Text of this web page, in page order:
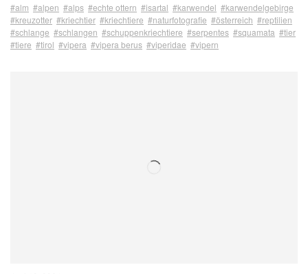
#alm #alpen #alps #echte ottern #isartal #karwendel #karwendelgebirge
#kreuzotter #kriechtier #kriechtiere #naturfotografie #österreich #reptilien
#schlange #schlangen #schuppenkriechtiere #serpentes #squamata #tier
#tiere #tirol #vipera #vipera berus #viperidae #vipern